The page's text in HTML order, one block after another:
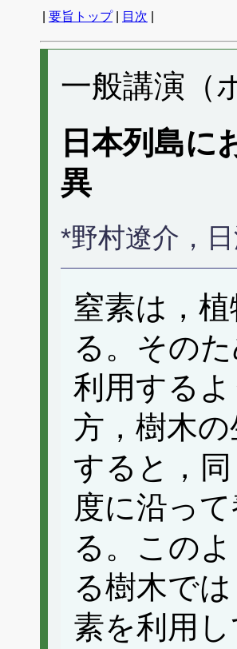
要旨トップ| 目次
一般講演（
日本列島に
異
*野村遼介，
窒素は，
る。その
利用する
方，樹木
すると，
度に沿っ
る。この
る樹木で
素を利用